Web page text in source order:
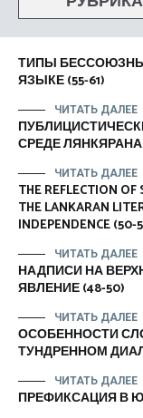
ТИПЫ
ЯЗЫКЕ (55-61)
ЧИТАТЬ ДАЛЕЕ
СРЕДЕ ЛЯНКЯРАНА
ЧИТАТЬ ДАЛЕЕ
THE REFLECTION
THE LANKARAN
INDEPENDENCE (50-
ЧИТАТЬ ДАЛЕЕ
НАДПИСИ НА
ЯВЛЕНИЕ (48-50)
ЧИТАТЬ ДАЛЕЕ
ОСОБЕННОСТИ
ТУНДРЕННОМ
ЧИТАТЬ ДАЛЕЕ
ПРЕФИКСАЦИЯ В